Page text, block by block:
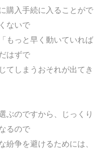
購入手続に入ることがで
ないで
もっと早く動いていれば
はずで
てしまうおそれが出てき
ぶのですから、じっくり
るので
争を避けるためには、